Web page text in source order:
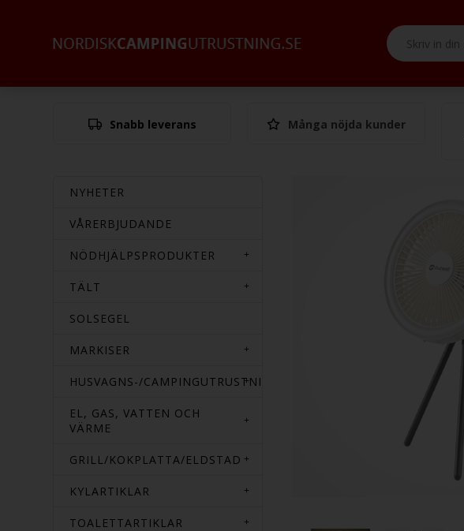
Snabb leverans
Många nöjda kunder
NYHETER
VÅRERBJUDANDE
NÖDHJÄLPSPRODUKTER
TÄLT
SOLSEGEL
MARKISER
HUSVAGNS-/CAMPINGUTRUSTNING
EL, GAS, VATTEN OCH
VÄRME
GRILL/KOKPLATTA/ELDSTAD
KYLARTIKLAR
TOALETTARTIKLAR